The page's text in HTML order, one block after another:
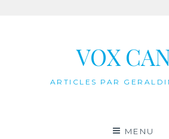
VOX
ARTICLES PAR
MENU